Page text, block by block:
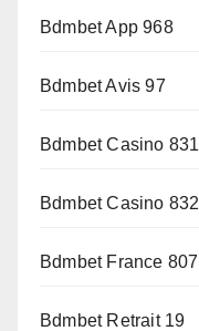
Bdmbet App 968
Bdmbet Avis 97
Bdmbet Casino 831
Bdmbet Casino 832
Bdmbet France 807
Bdmbet Retrait 19